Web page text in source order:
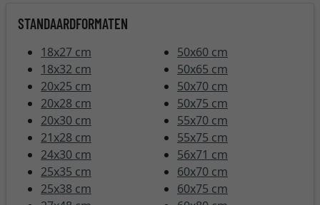
STANDAARDFORMATEN
18x27 cm
18x32 cm
20x25 cm
20x28 cm
20x30 cm
21x28 cm
24x30 cm
25x35 cm
25x38 cm
50x60 cm
50x65 cm
50x70 cm
50x75 cm
55x70 cm
55x75 cm
56x71 cm
60x70 cm
60x75 cm